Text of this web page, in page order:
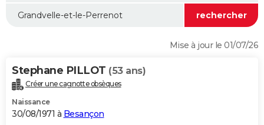
Guides de France
Escapades
Patrimoine
Expositions
Musées
Week-end nature
LIFESTYLE
Alimentation
Guide de la santé
Maladies
Médicaments
Sommeil
VOYAGE
Destinations
City break
Voyage nature
Voyage de noces
Forum
Climat
+PHOTO
GUIDES D'ACHAT
Mise à jour le 01/07/26
Stephane PILLOT (53 ans)
Créer une cagnotte obsèques
Naissance
30/08/1971 à Besançon